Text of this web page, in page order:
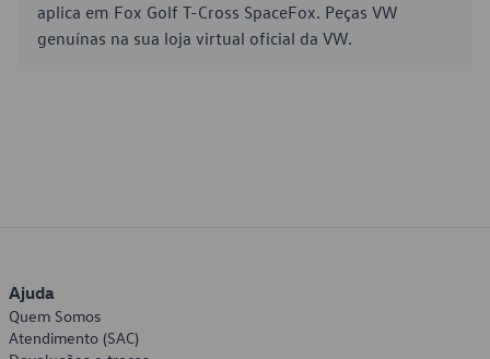
aplica em Fox Golf T-Cross SpaceFox. Peças VW
genuínas na sua loja virtual oficial da VW.
Ajuda
Quem Somos
Atendimento (SAC)